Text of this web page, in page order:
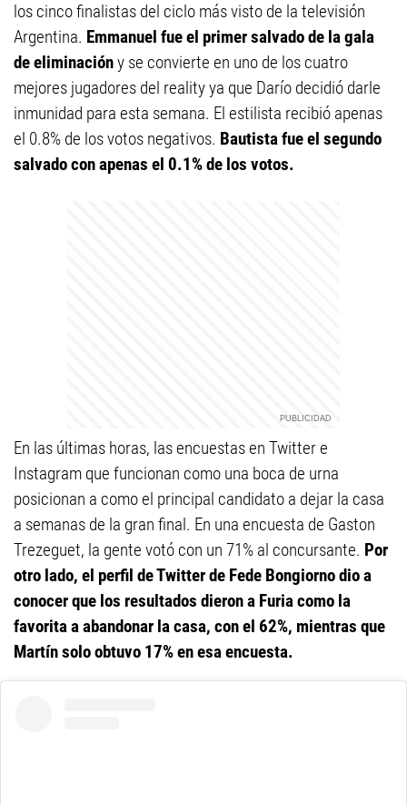
los cinco finalistas del ciclo más visto de la televisión
Argentina. Emmanuel fue el primer salvado de la gala
de eliminacióny se convierte en uno de los cuatro
mejores jugadores del reality ya que Darío decidió darle
inmunidad para esta semana. El estilista recibió apenas
el 0.8% de los votos negativos. Bautista fue el segundo
salvado con apenas el 0.1% de los votos.
En las últimas horas, las encuestas en Twitter e
Instagram que funcionan como una boca de urna
posicionan a como el principal candidato a dejar la casa
a semanas de la gran final. En una encuesta de Gaston
Trezeguet, la gente votó con un 71% al concursante. Por
otro lado, el perfil de Twitter de Fede Bongiorno dio a
conocer que los resultados dieron a Furia como la
favorita a abandonar la casa, con el 62%, mientras que
Martín solo obtuvo 17% en esa encuesta.